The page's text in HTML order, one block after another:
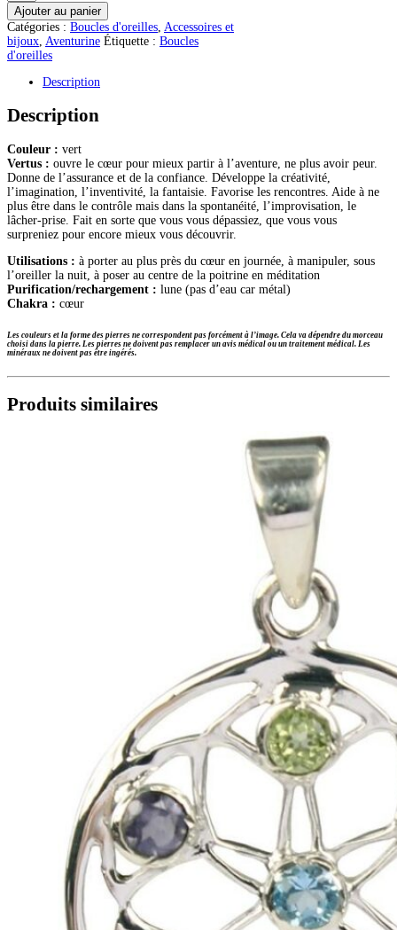
de
Aventurine
boucles
d'oreilles
puces
Ajouter au panier
Catégories : Boucles d'oreilles Accessoires et
bijoux Aventurine Étiquette : Boucles
d'oreilles
Description
Description
Couleur : vert
Vertus : ouvre le cœur pour mieux partir à l’aventure, ne plus avoir peur.
Donne de l’assurance et de la confiance. Développe la créativité,
l’imagination, l’inventivité, la fantaisie. Favorise les rencontres. Aide à ne
plus être dans le contrôle mais dans la spontanéité, l’improvisation, le
lâcher-prise. Fait en sorte que vous vous dépassiez, que vous vous
surpreniez pour encore mieux vous découvrir.
Utilisations : à porter au plus près du cœur en journée, à manipuler, sous
l’oreiller la nuit, à poser au centre de la poitrine en méditation
Purification/rechargement : lune (pas d’eau car métal)
Chakra : cœur
Les couleurs et la forme des pierres ne correspondent pas forcément à l’image. Cela va dépendre du morceau
choisi dans la pierre. Les pierres ne doivent pas remplacer un avis médical ou un traitement médical. Les
minéraux ne doivent pas être ingérés.
Produits similaires